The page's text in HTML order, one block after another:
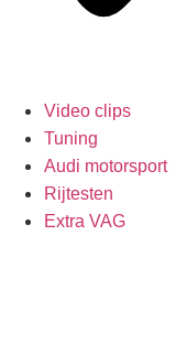
Video clips
Tuning
Audi motorsport
Rijtesten
Extra VAG